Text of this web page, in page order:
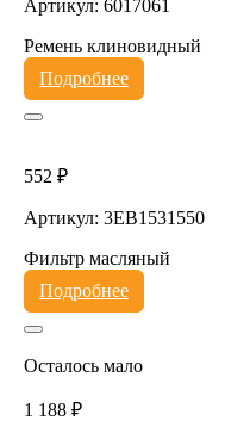
Артикул: 6017061
Ремень клиновидный
Подробнее
552 ₽
Артикул: 3EB1531550
Фильтр масляный
Подробнее
Осталось мало
1 188 ₽